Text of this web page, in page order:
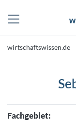
wirtschaftswissen.de
Fachgebiet: